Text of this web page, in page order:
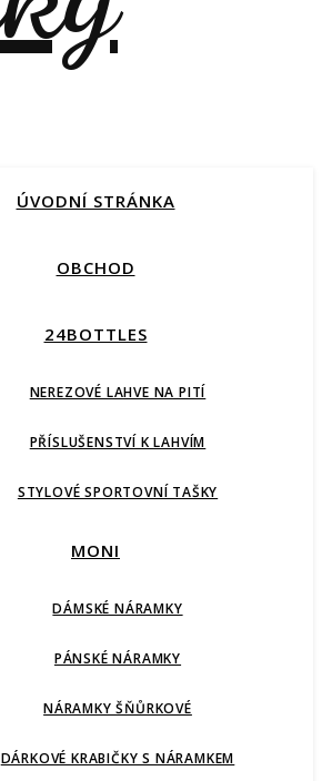
ÚVODNÍ STRÁNKA
OBCHOD
24BOTTLES
NEREZOVÉ LAHVE NA PITÍ
PŘÍSLUŠENSTVÍ K LAHVÍM
STYLOVÉ SPORTOVNÍ TAŠKY
MONI
DÁMSKÉ NÁRAMKY
PÁNSKÉ NÁRAMKY
NÁRAMKY ŠŇŮRKOVÉ
DÁRKOVÉ KRABIČKY S NÁRAMKEM